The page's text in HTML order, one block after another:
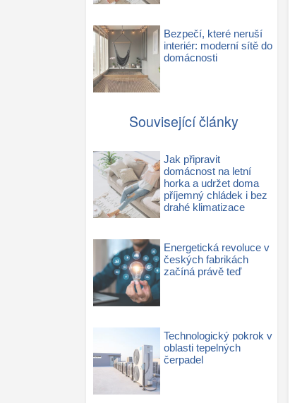
Bezpečí, které neruší
interiér: moderní sítě do
domácnosti
Související články
Jak připravit
domácnost na letní
horka a udržet doma
příjemný chládek i bez
drahé klimatizace
Energetická revoluce v
českých fabrikách
začíná právě teď
Technologický pokrok v
oblasti tepelných
čerpadel